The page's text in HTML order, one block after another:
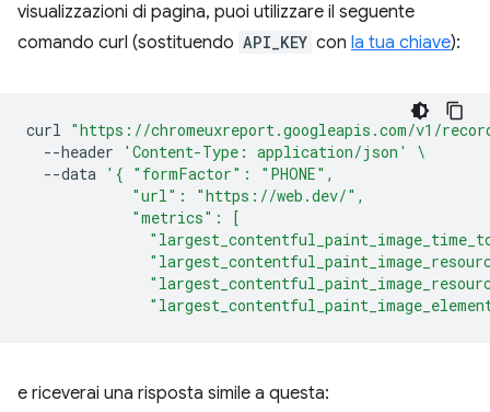
visualizzazioni di pagina, puoi utilizzare il seguente
comando curl (sostituendo API_KEY con la tua chiave):
curl "https://chromeuxreport.googleapis.com/v1/
--header
'Content-Type: application/json'
\
--data '{ "formFactor": "PHONE",
            "url": "https://web.dev/",
            "metrics": [
e riceverai una risposta simile a questa: